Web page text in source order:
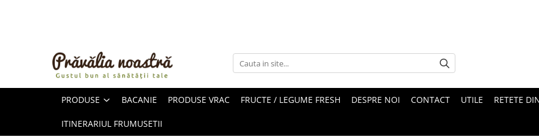
ULEIURI ȘI UNTURI
PRODUSE BACANIE PRODUSE VRAC FRUCTE / LEGUME FRESH DESPRE NOI CONTACT UTILE RETETE
ITINERARIUL FRUMUSETII